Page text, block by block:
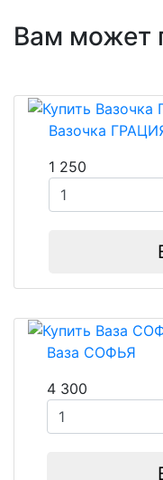
Вам может
Вазочка
1 250
Ваза СОФЬЯ
4 300